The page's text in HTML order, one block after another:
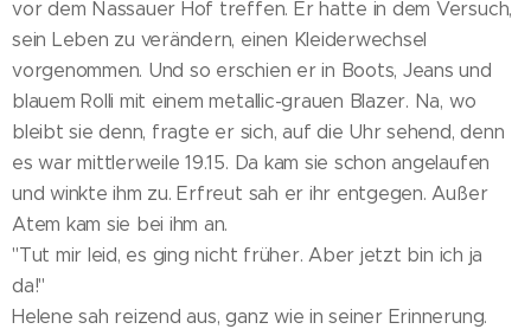
vor dem Nassauer Hof treffen. Er hatte in dem Versuch,
sein Leben zu verändern, einen Kleiderwechsel
vorgenommen. Und so erschien er in Boots, Jeans und
blauem Rolli mit einem metallic-grauen Blazer. Na, wo
bleibt sie denn, fragte er sich, auf die Uhr sehend, denn
es war mittlerweile 19.15. Da kam sie schon angelaufen
und winkte ihm zu. Erfreut sah er ihr entgegen. Außer
Atem kam sie bei ihm an.
"Tut mir leid, es ging nicht früher. Aber jetzt bin ich ja
da!"
Helene sah reizend aus, ganz wie in seiner Erinnerung.